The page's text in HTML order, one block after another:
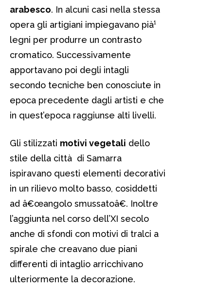
arabesco. In alcuni casi nella stessa
opera gli artigiani impiegavano pià¹
legni per produrre un contrasto
cromatico. Successivamente
apportavano poi degli intagli
secondo tecniche ben conosciute in
epoca precedente dagli artisti e che
in quest’epoca raggiunse alti livelli.
Gli stilizzati motivi vegetali dello
stile della città di Samarra
ispiravano questi elementi decorativi
in un rilievo molto basso, cosiddetti
ad â€œangolo smussatoâ€. Inoltre
l’aggiunta nel corso dell’XI secolo
anche di sfondi con motivi di tralci a
spirale che creavano due piani
differenti di intaglio arricchivano
ulteriormente la decorazione.